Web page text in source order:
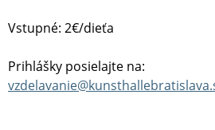
Vstupné: 2€/dieťa
Prihlášky posielajte na: